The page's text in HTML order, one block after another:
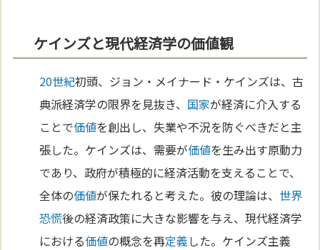
ケインズと現代経済学の価値観
20世紀初頭、ジョン・メイナード・ケインズは、古
典派経済学の限界を見抜き、 国家が経済に介入する
ことで価値を創出し、失業や不況を防ぐべきだと主
張した。ケインズは、需要が価値を生み出す原動力
であり、政府が積極的に経済活動を支えることで、
全体の価値が保たれると考えた。彼の理論は、 世界
恐慌後の経済政策に大きな影響を与え、現代経済学
における価値の概念を再定義した。ケインズ主義